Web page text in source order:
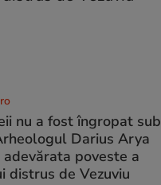
nu a fost îngropat sub
Darius Arya
poveste a
distrus de Vezuviu